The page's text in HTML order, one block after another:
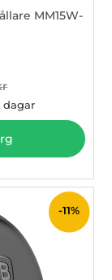
MM15W-
pris
dagar
-11%